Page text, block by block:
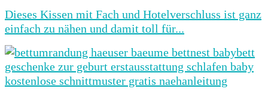
Dieses Kissen mit Fach und Hotelverschluss ist ganz
einfach zu nähen und damit toll für...